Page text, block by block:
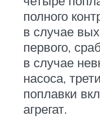
полного
в случае
первого,
в случае
насоса,
поплавки
агрегат.